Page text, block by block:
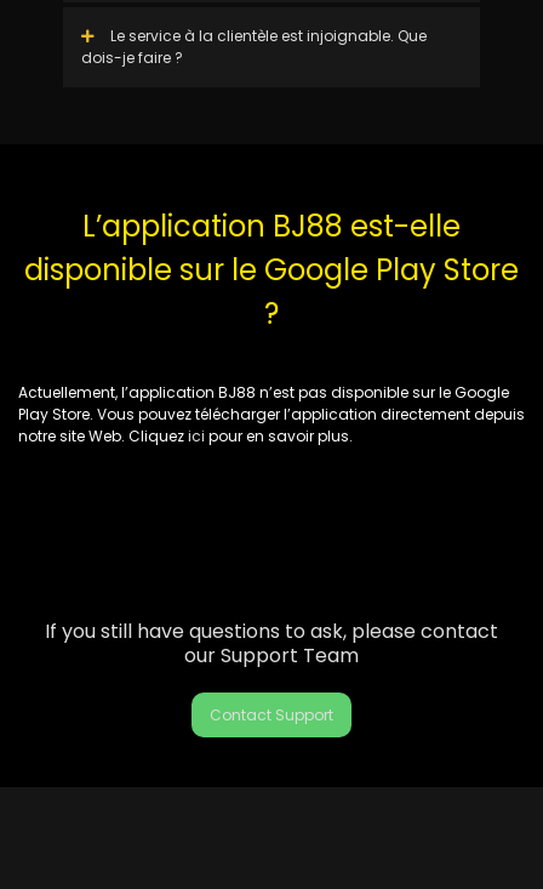
Le service à la clientèle est injoignable. Que
dois-je faire ?
L’application BJ88 est-elle
disponible sur le Google Play Store
?
Actuellement, l’application BJ88 n’est pas disponible sur le Google
Play Store. Vous pouvez télécharger l’application directement depuis
notre site Web. Cliquezici pour en savoir plus.
If you still have questions to ask, please contact
our Support Team
Contact Support